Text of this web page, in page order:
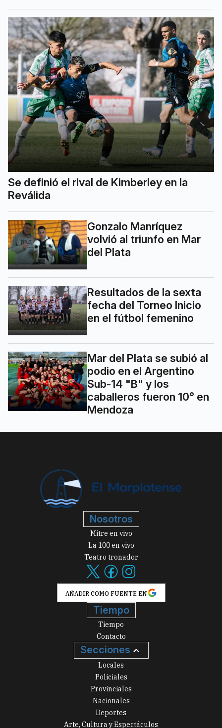
Se definió el rival de Kimberley en la
Reválida
Gonzalo Manríquez
volvió al triunfo en Mar
del Plata
Resultados de la sexta
fecha del Torneo Inicio
en el fútbol femenino
Mar del Plata se subió al
podio en el Argentino
Sub-14 "B" y los
caballeros fueron 10° en
Mendoza
Nosotros
Mitre en vivo
La 100 en vivo
Teatro tronador
AÑADIR COMO FUENTE EN
Tiempo
Tiempo
Contacto
Secciones
Locales
Policiales
Provinciales
Nacionales
Deportes
Arte, Cultura y Espectáculos